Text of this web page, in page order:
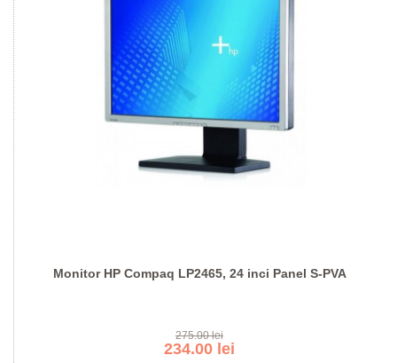
Monitor HP Compaq LP2465, 24 inci Panel S-PVA
275.00 lei
234.00 lei